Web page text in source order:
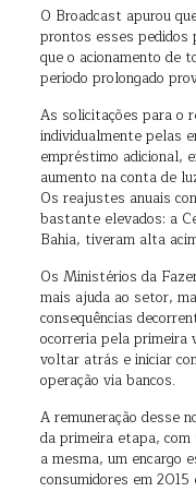
O Broadcast apurou
prontos esses pedidos
que o acionamento de
período prolongado
As solicitações para o
individualmente pelas
empréstimo adicional,
aumento na conta de
Os reajustes anuais
bastante elevados: a
Bahia, tiveram alta
Os Ministérios da
mais ajuda ao setor,
consequências
ocorreria pela primeira
voltar atrás e iniciar
operação via bancos.
A remuneração desse
da primeira etapa,
a mesma, um encargo
consumidores em 2015